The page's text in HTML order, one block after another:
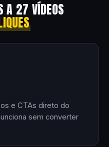
A 27 VÍDEOS
e CTAs direto do
sem converter